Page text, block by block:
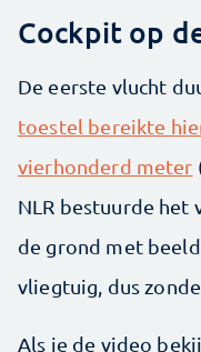
Cockpit op
De eerste vlucht
toestel bereikte
vierhonderd meter
NLR bestuurde het
de grond met
vliegtuig, dus
Als je de video